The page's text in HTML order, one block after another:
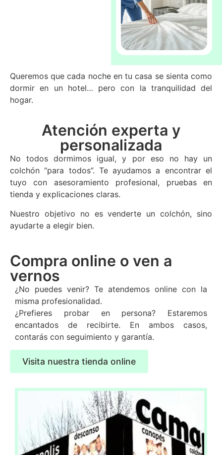
Almohadas
ergonómicas para
cada postura
Fundas
protectoras y
textiles
Queremos que cada noche en tu casa se sienta como
dormir en un hotel… pero con la tranquilidad del
hogar.
Atención experta y
personalizada
No todos dormimos igual, y por eso no hay un
colchón “para todos”. Te ayudamos a encontrar el
tuyo con asesoramiento profesional, pruebas en
tienda y explicaciones claras.
Nuestro objetivo no es venderte un colchón, sino
ayudarte a elegir bien.
Compra online o ven a
vernos
¿No puedes venir? Te atendemos online con la
misma profesionalidad.
¿Prefieres probar en persona? Estaremos
encantados de recibirte. En ambos casos,
contarás con seguimiento y garantía.
Visita nuestra tienda online